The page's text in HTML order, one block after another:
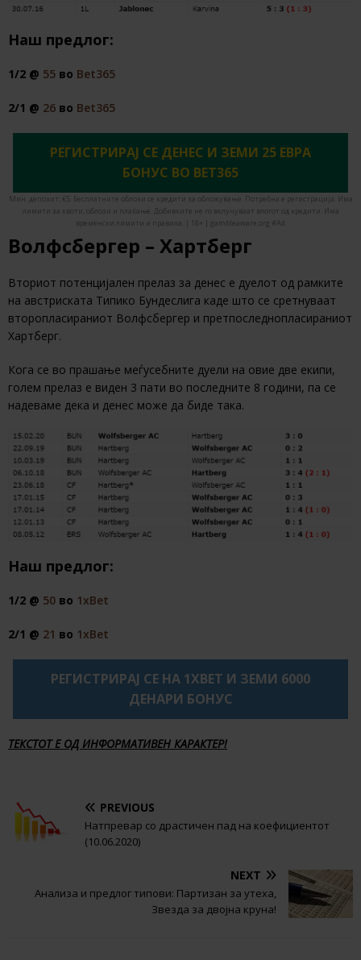
Наш предлог:
1/2 @ 55 во Bet365
2/1 @ 26 во Bet365
РЕГИСТРИРАЈ СЕ ДЕНЕС И ЗЕМИ 25 ЕВРА
БОНУС ВО BET365
Мин. депозит: €5. Бесплатните облози се кредити за обложување. Потребна е регистрација. Има
лимити за квоти, облози и плаќање. Добивките не го вклучуваат влогот од кредити. Има
временски лимити и правила. | 18+ | gambleaware.org #Ad
Волфсбергер – Хартберг
Вториот потенцијален прелаз за денес е дуелот од рамките
на австриската Типико Бундеслига каде што се сретнуваат
второпласираниот Волфсбергер и претпоследнопласираниот
Хартберг.
Кога се во прашање меѓусебните дуели на овие две екипи,
голем прелаз е виден 3 пати во последните 8 години, па се
надеваме дека и денес може да биде така.
Наш предлог:
1/2 @ 50 во 1xBet
2/1 @ 21 во 1xBet
РЕГИСТРИРАЈ СЕ НА 1XBET И ЗЕМИ 6000
ДЕНАРИ БОНУС
ТЕКСТОТ Е ОД ИНФОРМАТИВЕН КАРАКТЕР!
PREVIOUS
Натпревар со драстичен пад на коефициентот
(10.06.2020)
NEXT
Анализа и предлог типови: Партизан за утеха,
Звезда за двојна круна!